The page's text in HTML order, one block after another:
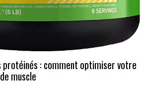
protéinés : comment optimiser votre
muscle